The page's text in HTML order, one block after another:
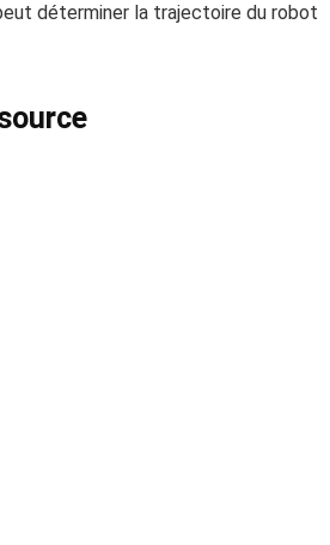
déterminer la trajectoire du robot